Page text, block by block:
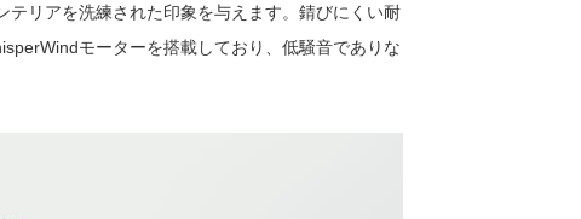
リアを洗練された印象を与えます。錆びにくい耐
モーターを搭載しており、低騒音でありな